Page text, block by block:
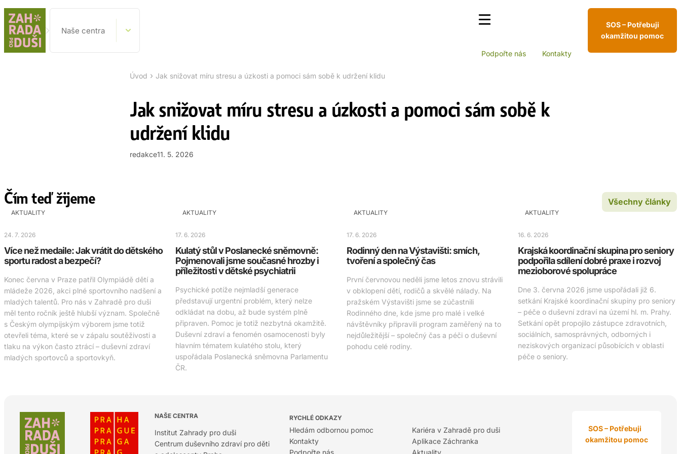
Naše centra
Podpořte nás Kontakty
SOS – Potřebuji
okamžitou pomoc
Úvod › Jak snižovat míru stresu a úzkosti a pomoci sám sobě k udržení klidu
Jak snižovat míru stresu a úzkosti a pomoci sám sobě k
udržení klidu
redakce11. 5. 2026
Čím teď žijeme Všechny články
AKTUALITY
24. 7. 2026
Více než medaile: Jak vrátit do dětského
sportu radost a bezpečí?
Konec června v Praze patřil Olympiádě dětí a
mládeže 2026, akci plné sportovního nadšení a
mladých talentů. Pro nás v Zahradě pro duši
měl tento ročník ještě hlubší význam. Společně
s Českým olympijským výborem jsme totiž
otevřeli téma, které se v zápalu soutěživosti a
tlaku na výkon často ztrácí – duševní zdraví
mladých sportovců a sportovkyň.
AKTUALITY
17. 6. 2026
Kulatý stůl v Poslanecké sněmovně:
Pojmenovali jsme současné hrozby i
příležitosti v dětské psychiatrii
Psychické potíže nejmladší generace
představují urgentní problém, který nelze
odkládat na dobu, až bude systém plně
připraven. Pomoc je totiž nezbytná okamžitě.
Duševní zdraví a fenomén osamocenosti byly
hlavním tématem kulatého stolu, který
uspořádala Poslanecká sněmovna Parlamentu
ČR.
AKTUALITY
17. 6. 2026
Rodinný den na Výstavišti: smích,
tvoření a společný čas
První červnovou neděli jsme letos znovu strávili
v obklopení dětí, rodičů a skvělé nálady. Na
pražském Výstavišti jsme se zúčastnili
Rodinného dne, kde jsme pro malé i velké
návštěvníky připravili program zaměřený na to
nejdůležitější – společný čas a péči o duševní
pohodu celé rodiny.
AKTUALITY
16. 6. 2026
Krajská koordinační skupina pro seniory
podpořila sdílení dobré praxe i rozvoj
mezioborové spolupráce
Dne 3. června 2026 jsme uspořádali již 6.
setkání Krajské koordinační skupiny pro seniory
– péče o duševní zdraví na území hl. m. Prahy.
Setkání opět propojilo zástupce zdravotních,
sociálních, samosprávných, odborných i
neziskových organizací působících v oblasti
péče o seniory.
NAŠE CENTRA
Institut Zahrady pro duši
Centrum duševního zdraví pro děti
RYCHLÉ ODKAZY
Hledám odbornou pomoc
Kontakty
Podpořte nás
Kariéra v Zahradě pro duši
Aplikace Záchranka
Aktuality
SOS – Potřebuji
okamžitou pomoc